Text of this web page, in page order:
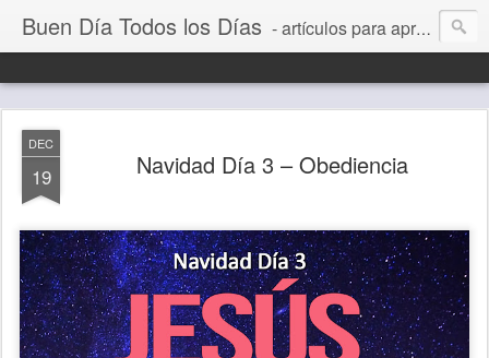
Buen Día Todos los Días - artículos para aprender a vivir mejor, un día a la vez. Por Juan C Quintero
DEC
19 Navidad Día 3 – Obediencia